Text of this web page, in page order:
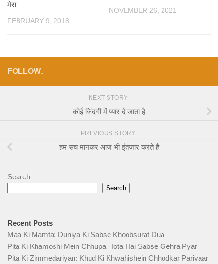
मेरा
FEBRUARY 9, 2018
NOVEMBER 26, 2021
FOLLOW:
NEXT STORY
कोई जिंदगी में प्यार दे जाता है
PREVIOUS STORY
हम सच मानकर आज भी इंतजार करते है
Search
Search
Recent Posts
Maa Ki Mamta: Duniya Ki Sabse Khoobsurat Dua
Pita Ki Khamoshi Mein Chhupa Hota Hai Sabse Gehra Pyar
Pita Ki Zimmedariyan: Khud Ki Khwahishein Chhodkar Parivaar